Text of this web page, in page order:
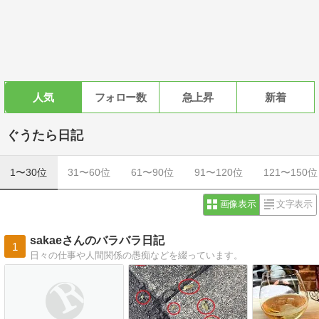
人気 フォロー数 急上昇 新着
ぐうたら日記
1〜30位 31〜60位 61〜90位 91〜120位 121〜150位
画像表示 文字表示
1
sakaeさんのバラバラ日記
日々の仕事や人間関係の愚痴などを綴っています。